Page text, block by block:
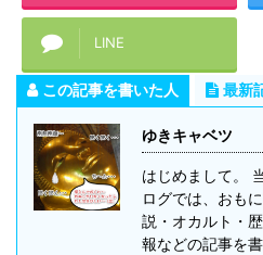
LINE
この記事を書いた人 最新
ゆきキャベツ
はじめまして。
ログでは、おも
説・オカルト・
報などの記事を